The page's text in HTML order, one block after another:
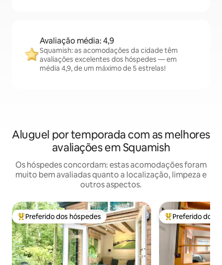
Avaliação média: 4,9
Squamish: as acomodações da cidade têm
avaliações excelentes dos hóspedes — em
média 4,9, de um máximo de 5 estrelas!
Aluguel por temporada com as melhores
avaliações em Squamish
Os hóspedes concordam: estas acomodações foram
muito bem avaliadas quanto a localização, limpeza e
outros aspectos.
Entre os melhores preferidos dos hóspedes
Preferido dos hóspedes Entre os
Preferido dos